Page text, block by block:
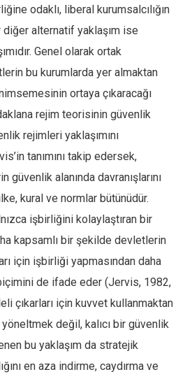
odaklı, liberal kurumsalcılığın
alternatif yaklaşım ise
Genel olarak ortak
bu kurumlarda yer almaktan
ortaya çıkaracağı
rejim teorisinin güvenlik
rejimleri yaklaşımını
tanımını takip edersek,
alanında davranışlarını
kural ve normlar bütünüdür.
işbirliğini kolaylaştıran bir
kapsamlı bir şekilde devletlerin
için işbirliği yapmasından daha
de ifade eder (Jervis, 1982,
çıkarları için kuvvet kullanmaktan
değil, kalıcı bir güvenlik
bu yaklaşım da stratejik
en aza indirme, caydırma ve